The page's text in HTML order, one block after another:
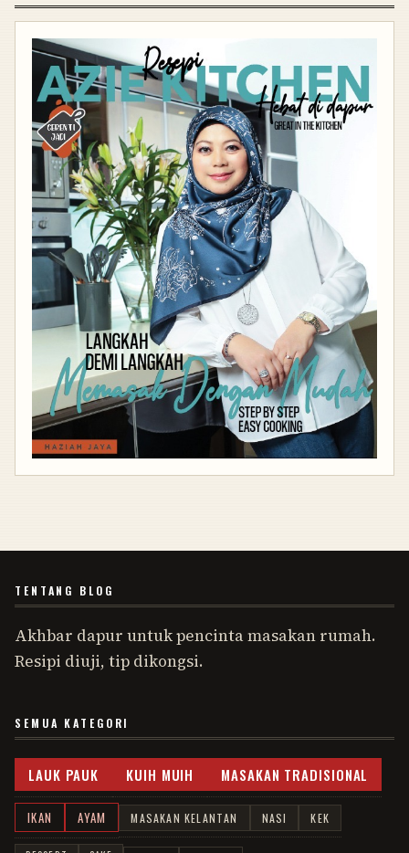
TENTANG BLOG
Akhbar dapur untuk pencinta masakan rumah.
Resipi diuji, tip dikongsi.
SEMUA KATEGORI
LAUK PAUK KUIH MUIH MASAKAN TRADISIONAL
IKAN AYAM MASAKAN KELANTAN NASI KEK